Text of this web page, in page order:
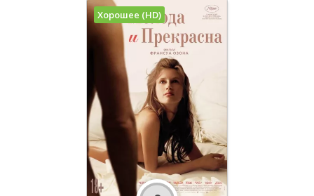
Хорошее (HD)